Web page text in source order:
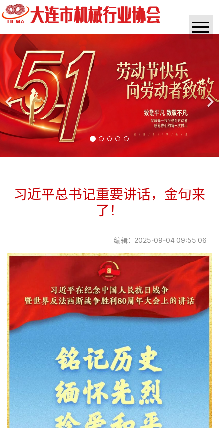
首页
协会概况
通知公告
实时资讯
政策法规
杂志
联系我们
习近平总书记重要讲话，金句来
了！
编辑：2025-09-04 09:55:06